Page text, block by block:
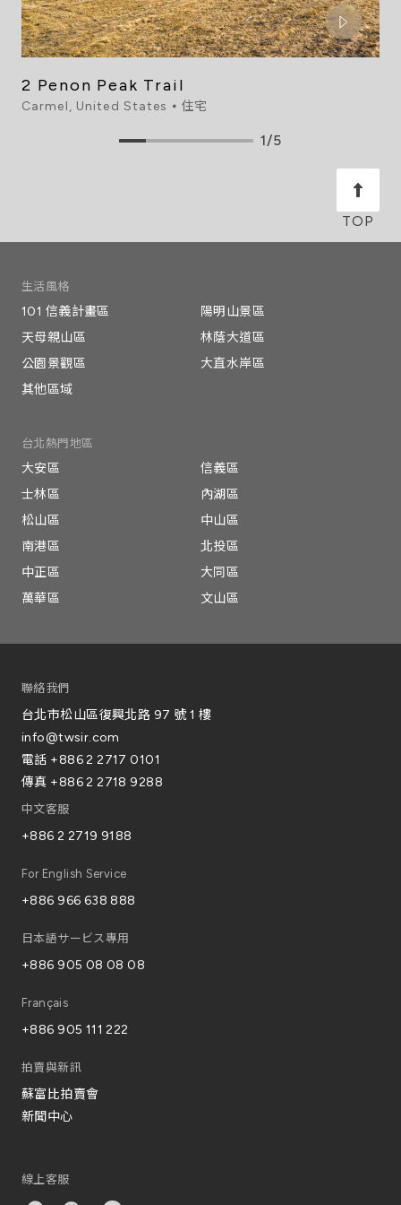
2 Penon Peak Trail
Carmel, United States ⦁ 住宅
1/5
生活風格
101 信義計畫區
陽明山景區
天母親山區
林蔭大道區
公園景觀區
大直水岸區
其他區域
台北熱門地區
大安區
信義區
士林區
內湖區
松山區
中山區
南港區
北投區
中正區
大同區
萬華區
文山區
聯絡我們
台北市松山區復興北路 97 號 1 樓
info@twsir.com
電話 +886 2 2717 0101
傳真 +886 2 2718 9288
中文客服
+886 2 2719 9188
For English Service
+886 966 638 888
日本語サービス專用
+886 905 08 08 08
Français
+886 905 111 222
拍賣與新訊
蘇富比拍賣會
新聞中心
線上客服